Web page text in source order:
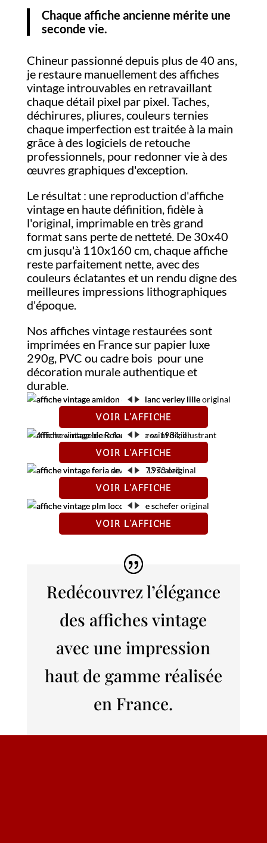
Chaque affiche ancienne mérite une
seconde vie.
Chineur passionné depuis plus de 40 ans,
je restaure manuellement des affiches
vintage introuvables en retravaillant
chaque détail pixel par pixel. Taches,
déchirures, pliures, couleurs ternies
chaque imperfection est traitée à la main
grâce à des logiciels de retouche
professionnels, pour redonner vie à des
œuvres graphiques d'exception.
Le résultat : une reproduction d'affiche
vintage en haute définition, fidèle à
l'original, imprimable en très grand
format sans perte de netteté. De 30x40
cm jusqu'à 110x160 cm, chaque affiche
reste parfaitement nette, avec des
couleurs éclatantes et un rendu digne des
meilleures impressions lithographiques
d'époque.
Nos affiches vintage restaurées sont
imprimées en France sur papier luxe
290g, PVC ou cadre bois pour une
décoration murale authentique et
durable.
FICHIER D'ORIGINE APRÈS RESTAURATION
VOIR L'AFFICHE
FICHIER D'ORIGINE APRÈS RESTAURATION
VOIR L'AFFICHE
FICHIER D'ORIGINE APRÈS RESTAURATION
VOIR L'AFFICHE
FICHIER D'ORIGINE APRÈS RESTAURATION
VOIR L'AFFICHE
Redécouvrez l’élégance
des affiches vintage
avec une impression
haut de gamme réalisée
en France.